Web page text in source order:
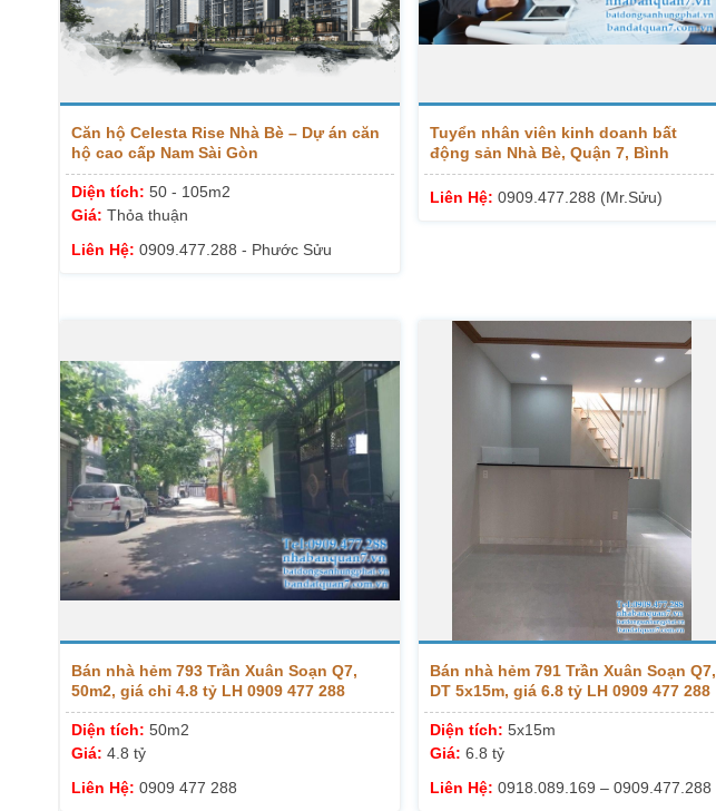
Căn hộ Celesta Rise Nhà Bè – Dự án căn
hộ cao cấp Nam Sài Gòn
Diện tích: 50 - 105m2
Giá: Thỏa thuận
Liên Hệ: 0909.477.288 - Phước Sửu
Tuyển nhân viên kinh doanh bất
động sản Nhà Bè, Quận 7, Bình
Chánh, Quận 2 Hotline 0913999003
Liên Hệ: 0909.477.288 (Mr.Sửu)
Bán nhà hẻm 793 Trần Xuân Soạn Q7,
50m2, giá chỉ 4.8 tỷ LH 0909 477 288
Diện tích: 50m2
Giá: 4.8 tỷ
Liên Hệ: 0909 477 288
Bán nhà hẻm 791 Trần Xuân Soạn Q7,
DT 5x15m, giá 6.8 tỷ LH 0909 477 288
Diện tích: 5x15m
Giá: 6.8 tỷ
Liên Hệ: 0918.089.169 – 0909.477.288